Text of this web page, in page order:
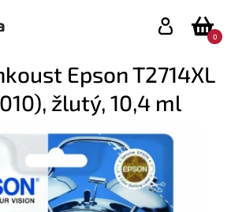
0
Epson T2714XL
žlutý, 10,4 ml